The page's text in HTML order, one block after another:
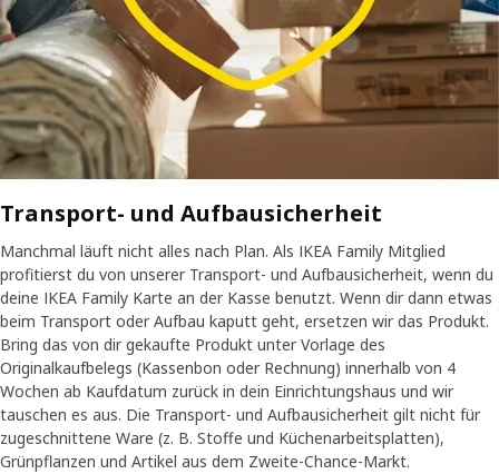
Transport- und Aufbausicherheit
Manchmal läuft nicht alles nach Plan. Als IKEA Family Mitglied
profitierst du von unserer Transport- und Aufbausicherheit, wenn du
deine IKEA Family Karte an der Kasse benutzt. Wenn dir dann etwas
beim Transport oder Aufbau kaputt geht, ersetzen wir das Produkt.
Bring das von dir gekaufte Produkt unter Vorlage des
Originalkaufbelegs (Kassenbon oder Rechnung) innerhalb von 4
Wochen ab Kaufdatum zurück in dein Einrichtungshaus und wir
tauschen es aus. Die Transport- und Aufbausicherheit gilt nicht für
zugeschnittene Ware (z. B. Stoffe und Küchenarbeitsplatten),
Grünpflanzen und Artikel aus dem Zweite-Chance-Markt.​